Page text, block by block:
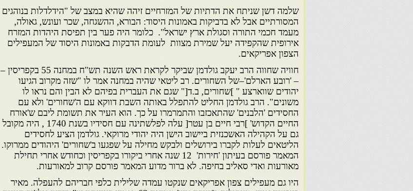
שלמה דשן שניתח את הדתיות של המזרחיים זיהה שהיא במצב של "הידלדלות בנוהגים
המסורתיים אבל לא בדביקות באמונות היסוד: הבורא, ההשגחה, שכר ועונש, גאולה,
מעמד חכמי התורה וסגולת ארץ ישראל". כלומר היה פער בין תפיסת היהדות המזרח
אירופית שהקפידה יעל שמירת מצוות לעומת הדבקות באמונות היסוד של המעפילים
הצפון אפריקאים.
חוויה שחווה הרב יעקב גולדמן שביקר לקראת ראש השנה תש"ח במחנה 55 בקפריסין –
– 'רובע הארלם'–של השחורים. רב ליטאי שהיה במחנה אמר לו "שזה מקרוב הגיעו
יהודים שווארצע " ]שחורים, ב.ד[" שגם את העברית בפיהם לא הבין והם נראו לו
משונים". הרב גולדמן החליט להתפלל באותה השבת דווקא עם ה'שחורים' ולא עם
החסידים 'הלבנים' שהתאכזבו והתמרמרו על כך. הוא העיר את תשומת ליבם ש'אורח
החיים הקדוש' ]רבי חיים בן עטר[ עלה לפלשתינה עם חסידיו בשנת 1740 , היה מקובל
גם על הקהילה האשכנזית ביישוב הישן היה יהודי מרוקאי. גולדמן הציע לחסידים
הליטאים לעלות לקברו בירושלים ולבקש מחילה על שפגעו ב'שחורים' היהודים ממרוקו.
המאמר פורסם בעיתון 'חירות' 12 שנה אחרי ביקורו בקפריסין וכחודש אחרי תחילת
מאורעות ואדי סאליב בחיפה. לא ברור מדוע המאמר פורסם קרוב למאורעות.
היו גם מעפילים צפון אפריקאים שנקטו עמדה שלילית כלפי חבריהם להעפלה. מאיר